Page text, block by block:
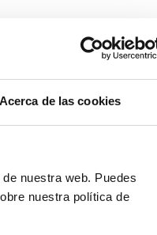
de las cookies
nuestra web. Puedes
nuestra política de